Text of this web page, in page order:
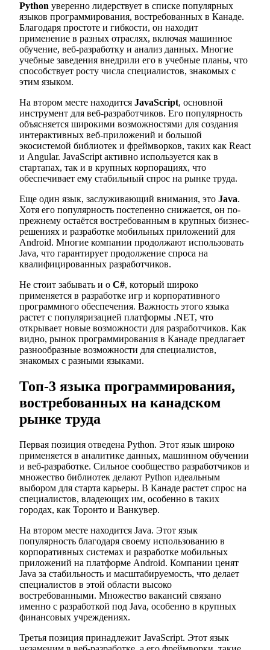
Python уверенно лидерствует в списке популярных
языков программирования, востребованных в Канаде.
Благодаря простоте и гибкости, он находит
применение в разных отраслях, включая машинное
обучение, веб-разработку и анализ данных. Многие
учебные заведения внедрили его в учебные планы, что
способствует росту числа специалистов, знакомых с
этим языком.
На втором месте находится JavaScript, основной
инструмент для веб-разработчиков. Его популярность
объясняется широкими возможностями для создания
интерактивных веб-приложений и большой
экосистемой библиотек и фреймворков, таких как React
и Angular. JavaScript активно используется как в
стартапах, так и в крупных корпорациях, что
обеспечивает ему стабильный спрос на рынке труда.
Еще один язык, заслуживающий внимания, это Java.
Хотя его популярность постепенно снижается, он по-
прежнему остаётся востребованным в крупных бизнес-
решениях и разработке мобильных приложений для
Android. Многие компании продолжают использовать
Java, что гарантирует продолжение спроса на
квалифицированных разработчиков.
Не стоит забывать и о C#, который широко
применяется в разработке игр и корпоративного
программного обеспечения. Важность этого языка
растет с популяризацией платформы .NET, что
открывает новые возможности для разработчиков. Как
видно, рынок программирования в Канаде предлагает
разнообразные возможности для специалистов,
знакомых с разными языками.
Топ-3 языка программирования,
востребованных на канадском
рынке труда
Первая позиция отведена Python. Этот язык широко
применяется в аналитике данных, машинном обучении
и веб-разработке. Сильное сообщество разработчиков и
множество библиотек делают Python идеальным
выбором для старта карьеры. В Канаде растет спрос на
специалистов, владеющих им, особенно в таких
городах, как Торонто и Ванкувер.
На втором месте находится Java. Этот язык
популярность благодаря своему использованию в
корпоративных системах и разработке мобильных
приложений на платформе Android. Компании ценят
Java за стабильность и масштабируемость, что делает
специалистов в этой области высоко
востребованными. Множество вакансий связано
именно с разработкой под Java, особенно в крупных
финансовых учреждениях.
Третья позиция принадлежит JavaScript. Этот язык